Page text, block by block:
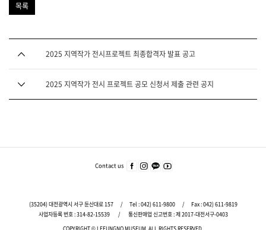
목록
다음글 2025 지역작가 전시프로젝트 최종합격자 발표 공고
이전글 2025 지역작가 전시 프로젝트 공모 신청서 제출 관련 공지
Contact us
페이
인스
가기
카카 유튜
(35204) 대전광역시 서구 둔산대로 157 / Tel :042) 611-9800 /
Fax : 042) 611-9819
사업자등록 번호 : 314-82-15539
/
통신판매업 신고번호 : 제 2017-대전서구-0403